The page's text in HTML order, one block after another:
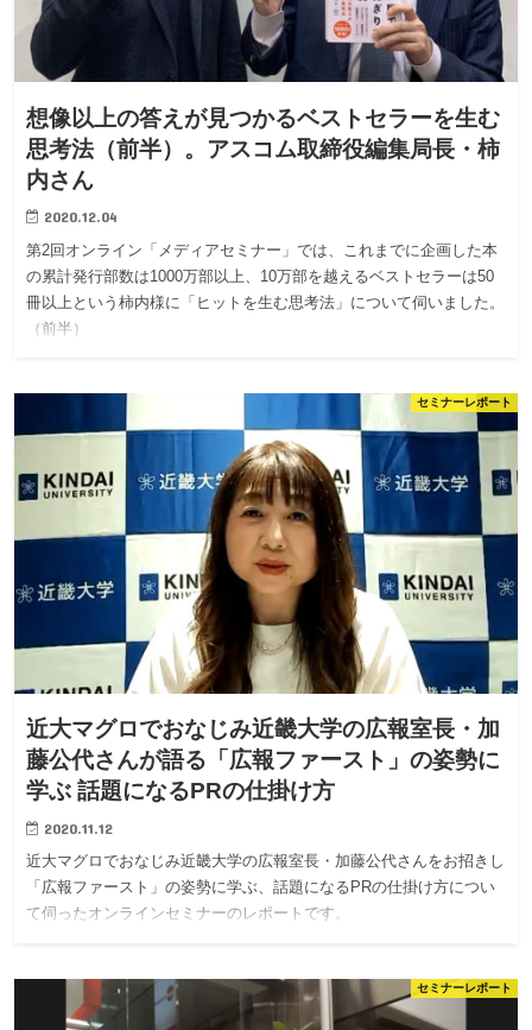
想像以上の答えが見つかるベストセラーを生む
思考法（前半）。アスコム取締役編集局長・柿
内さん
2020.12.04
第2回オンライン「メディアセミナー」では、これまでに企画した本
の累計発行部数は1000万部以上、10万部を越えるベストセラーは50
冊以上という柿内様に「ヒットを生む思考法」について伺いました。
（前半）
セミナーレポート
近大マグロでおなじみ近畿大学の広報室長・加
藤公代さんが語る「広報ファースト」の姿勢に
学ぶ 話題になるPRの仕掛け方
2020.11.12
近大マグロでおなじみ近畿大学の広報室長・加藤公代さんをお招きし
「広報ファースト」の姿勢に学ぶ、話題になるPRの仕掛け方につい
て伺ったオンラインセミナーのレポートです。
セミナーレポート